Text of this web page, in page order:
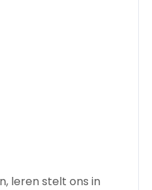
leren stelt ons in